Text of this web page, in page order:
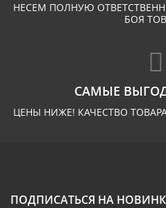
НЕСЕМ ПОЛНУЮ
БОЯ
САМЫЕ
ЦЕНЫ НИЖЕ! КАЧЕСТВО
ПОДПИСАТЬСЯ НА